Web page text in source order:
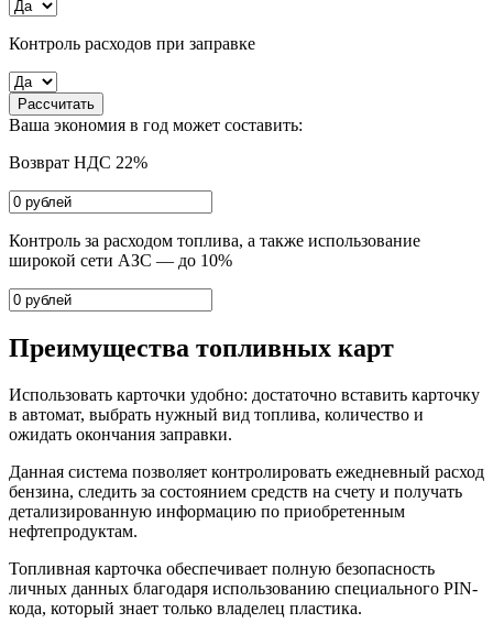
Контроль расходов при заправке
Рассчитать
Ваша экономия в год может составить:
Возврат НДС 22%
Контроль за расходом топлива, а также использование
широкой сети АЗС — до 10%
Преимущества топливных карт
Использовать карточки удобно: достаточно вставить карточку
в автомат, выбрать нужный вид топлива, количество и
ожидать окончания заправки.
Данная система позволяет контролировать ежедневный расход
бензина, следить за состоянием средств на счету и получать
детализированную информацию по приобретенным
нефтепродуктам.
Топливная карточка обеспечивает полную безопасность
личных данных благодаря использованию специального PIN-
кода, который знает только владелец пластика.